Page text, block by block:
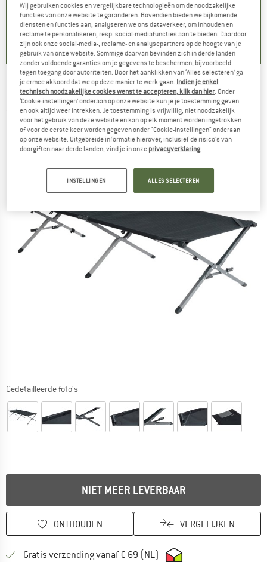
) 5,0(1)
+1
0,0(0)
OUTWELL -Laguna Hills - Veldbed
(0)
Gedetailleerde foto's
NIET MEER LEVERBAAR
ONTHOUDEN VERGELIJKEN
Gratis verzending vanaf € 69 (NL) Vind hier de
Wij gebruiken cookies en vergelijkbare technologieën om de noodzakelijke
functies van onze website te garanderen. Bovendien bieden we bijkomende
diensten en functies aan, analyseren we ons dataverkeer, om inhouden en
reclame te personaliseren, resp. social-mediafuncties aan te bieden. Daardoor
zijn ook onze social-media-, reclame- en analysepartners op de hoogte van je
gebruik van onze website. Sommige daarvan bevinden zich in derde landen
zonder voldoende garanties om je gegevens te beschermen, bijvoorbeeld
tegen toegang door autoriteiten. Door het aanklikken van ‘Alles selecteren’ ga
je ermee akkoord dat we op deze manier te werk gaan. Indien je enkel
technisch noodzakelijke cookies wenst te accepteren, klik dan hier . Onder
‘Cookie-instellingen’ onderaan op onze website kun je je toestemming geven
en ook altijd weer intrekken. Je toestemming is vrijwillig, niet noodzakelijk
voor het gebruik van deze website en kan op elk moment worden ingetrokken
of voor de eerste keer worden gegeven onder "Cookie-instellingen" onderaan
op onze website. Uitgebreide informatie hierover, inclusief de risico's van
doorgiften naar derde landen, vind je in onze privacyverklaring
INSTELLINGEN ALLES SELECTEREN